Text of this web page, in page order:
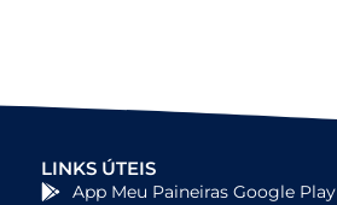
LINKS ÚTEIS
App Meu Paineiras Google Play